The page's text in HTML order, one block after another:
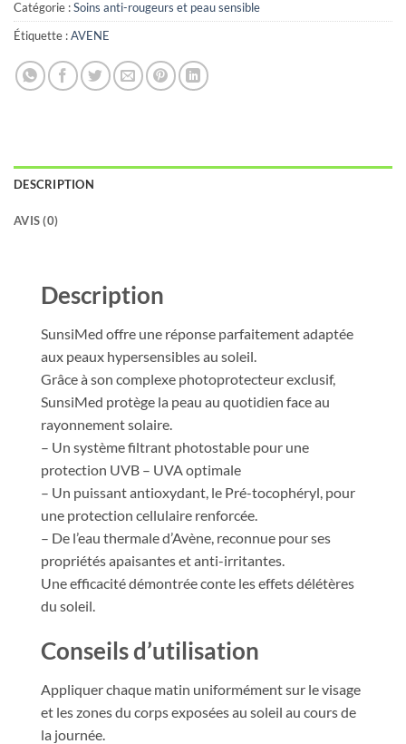
Catégorie :Soins anti-rougeurs et peau sensible
Étiquette :AVENE
DESCRIPTION
AVIS (0)
Description
SunsiMed offre une réponse parfaitement adaptée
aux peaux hypersensibles au soleil.
Grâce à son complexe photoprotecteur exclusif,
SunsiMed protège la peau au quotidien face au
rayonnement solaire.
– Un système filtrant photostable pour une
protection UVB – UVA optimale
– Un puissant antioxydant, le Pré-tocophéryl, pour
une protection cellulaire renforcée.
– De l’eau thermale d’Avène, reconnue pour ses
propriétés apaisantes et anti-irritantes.
Une efficacité démontrée conte les effets délétères
du soleil.
Conseils d’utilisation
Appliquer chaque matin uniformément sur le visage
et les zones du corps exposées au soleil au cours de
la journée.